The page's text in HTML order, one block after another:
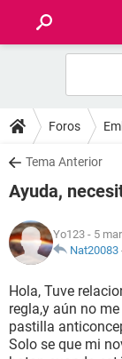
FOROS
SALUD
FAMILIA
NUTRICIÓN
BIENESTAR
SEXUALIDAD
Foros
Tema Anterior
Ayuda,
Yo123 - 5
Nat20083
Hola, Tuve
regla,y aún no
pastilla
Solo se que mi